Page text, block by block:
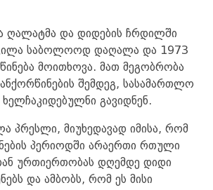
ღალატმა და დიდების ჩრდილში
საბოლოოდ დაღალა და 1973
მოითხოვა. მათ მეგობრობა
შემდეგ, სასამართლო
გავიდნენ.
პრესლი, მიუხედავად იმისა, რომ
პერიოდში არაერთი რთული
ურთიერთობას დღემდე დიდი
და ამბობს, რომ ეს მისი